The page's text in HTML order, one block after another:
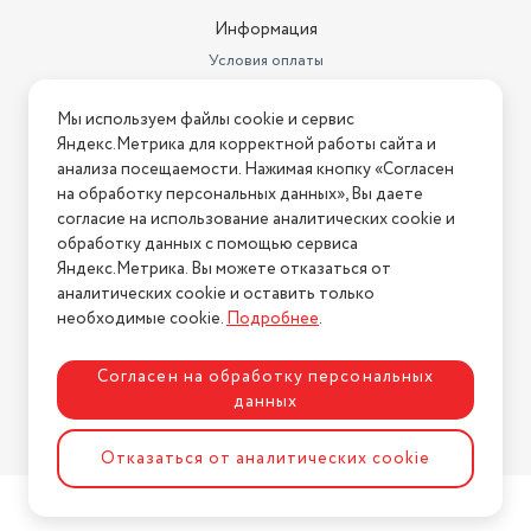
есть
Максимальный уровень шума
37.5 Дб
Внутреннего блока сплит-
системы или мобильного
кондиционера (ШxВxГ)
83.5x20.8x29.5 см
Габариты транспортной
упаковки
60х90х30 см
Вес в транспортной упаковке
35 кг
обогреве
1018 Вт
Тип кондиционера
сплит-система
Потребляемая мощность при
охлаждении
Информация
Условия оплаты
Условия возврата
Нашли ошибку на сайте? Напишите нам
2026 © Интернет-магазин "АстМаркет". У нас есть всё!
Политика конфиденциальности
Разработка сайтаASTDESIGN
Мы используем файлы cookie и сервис
Яндекс.Метрика для корректной работы сайта и
анализа посещаемости. Нажимая кнопку «Согласен
на обработку персональных данных», Вы даете
согласие на использование аналитических cookie и
обработку данных с помощью сервиса
Яндекс.Метрика. Вы можете отказаться от
аналитических cookie и оставить только
необходимые cookie.Подробнее.
Согласен на обработку персональных
данных
Отказаться от аналитических cookie